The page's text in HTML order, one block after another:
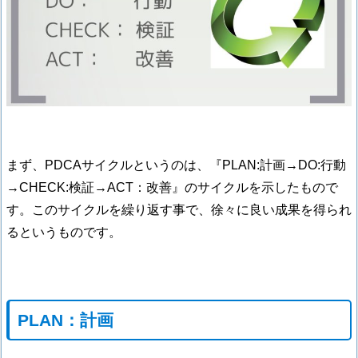
まず、PDCAサイクルというのは、『PLAN:計画→DO:行動
→CHECK:検証→ACT：改善』のサイクルを示したもので
す。このサイクルを繰り返す事で、徐々に良い成果を得られ
るというものです。
PLAN：計画